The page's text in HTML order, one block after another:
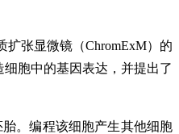
张显微镜（ChromExM）的
胞中的基因表达，并提出了
。编程该细胞产生其他细胞